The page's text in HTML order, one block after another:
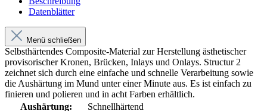
Datenblätter
Menü schließen
Selbsthärtendes Composite-Material zur Herstellung ästhetischer
provisorischer Kronen, Brücken, Inlays und Onlays. Structur 2
zeichnet sich durch eine einfache und schnelle Verarbeitung sowie
die Aushärtung im Mund unter einer Minute aus. Es ist einfach zu
finieren und polieren und in acht Farben erhältlich.
Aushärtung:
Schnellhärtend